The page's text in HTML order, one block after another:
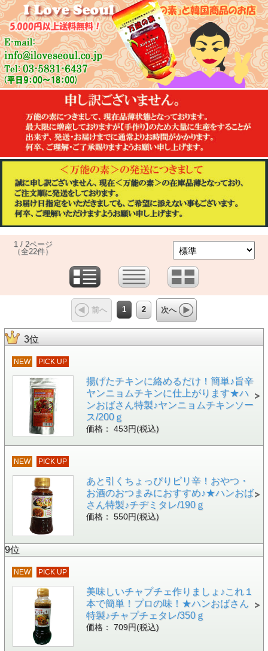
1 / 2ページ
（全22件）
前へ 1 2 次へ
3位
NEW PICK UP
揚げたチキンに絡めるだけ！簡単♪旨辛
ヤンニョムチキンに仕上がります★ハ
ンおばさん特製♪ヤンニョムチキンソー
ス/200ｇ
価格： 453円(税込)
NEW PICK UP
あと引くちょっぴりピリ辛！おやつ・
お酒のおつまみにおすすめ♪★ハンおば
さん特製♪チヂミタレ/190ｇ
価格： 550円(税込)
9位
NEW PICK UP
美味しいチャプチェ作りましょ♪これ１
本で簡単！プロの味！★ハンおばさん
特製♪チャプチェタレ/350ｇ
価格： 709円(税込)